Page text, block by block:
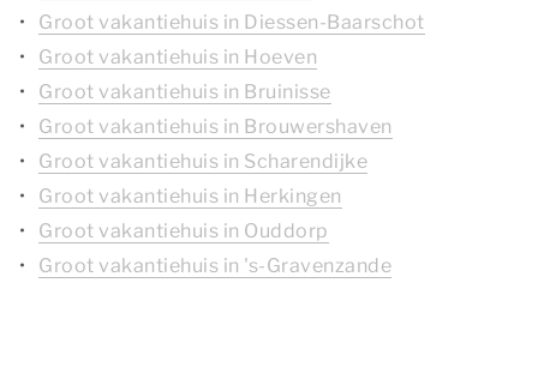
Groot vakantiehuis in Diessen-Baarschot
Groot vakantiehuis in Hoeven
Groot vakantiehuis in Bruinisse
Groot vakantiehuis in Brouwershaven
Groot vakantiehuis in Scharendijke
Groot vakantiehuis in Herkingen
Groot vakantiehuis in Ouddorp
Groot vakantiehuis in 's-Gravenzande